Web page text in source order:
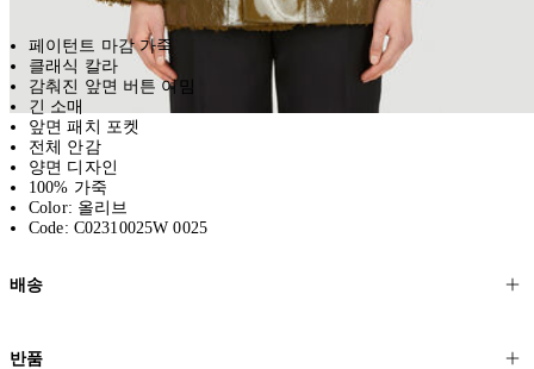
페이턴트 마감 가죽
클래식 칼라
감춰진 앞면 버튼 여밈
긴 소매
앞면 패치 포켓
전체 안감
양면 디자인
100% 가죽
Color: 올리브
Code: C02310025W 0025
배송
고객님의 위치에 따라 일반 배송과 익스프레스 배송을 제공합니다.
반품